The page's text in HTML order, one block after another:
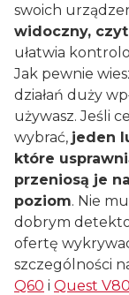
swoich
widoczny,
ułatwia
Jak pewnie
działań duży
używasz. Jeśli
wybrać, jeden
które
przeniosą je
poziom. Nie
dobrym
ofertę
szczególności
Q60 i Quest V80